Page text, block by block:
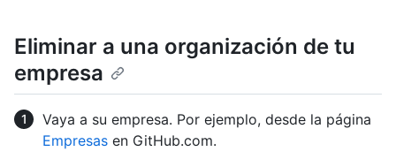
Eliminar a una organización de tu
empresa
Vaya a su empresa. Por ejemplo, desde la página
Empresas en GitHub.com.